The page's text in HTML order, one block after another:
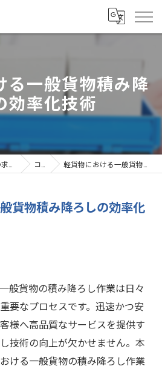
る一般貨物積み降
効率化技術
コラム 軽貨物における一般貨物積み降ろしの効率化技術
貨物積み降ろしの効率化
般貨物の積み降ろし作業は日々
要なプロセスです。迅速かつ安
様へ高品質なサービスを提供す
技術の向上が欠かせません。本
ける一般貨物の積み降ろし作業